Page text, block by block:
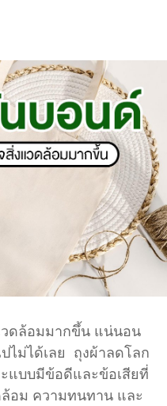
ดล้อมมากขึ้น แน่นอน
ไม่ได้เลย ถุงผ้าลดโลก
แบบมีข้อดีและข้อเสียที่
อม ความทนทาน และ